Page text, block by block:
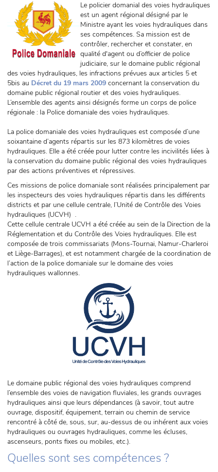
Le policier domanial des voies hydrauliques
est un agent régional désigné par le
Ministre ayant les voies hydrauliques dans
ses compétences. Sa mission est de
contrôler, rechercher et constater, en
qualité d'agent ou d’officier de police
judiciaire, sur le domaine public régional
des voies hydrauliques, les infractions prévues aux articles 5 et
5bis au Décret du 19 mars 2009 concernant la conservation du
domaine public régional routier et des voies hydrauliques.
L’ensemble des agents ainsi désignés forme un corps de police
régionale : la Police domaniale des voies hydrauliques.
La police domaniale des voies hydrauliques est composée d’une
soixantaine d’agents répartis sur les 873 kilomètres de voies
hydrauliques. Elle a été créée pour lutter contre les incivilités liées à
la conservation du domaine public régional des voies hydrauliques
par des actions préventives et répressives.
Ces missions de police domaniale sont réalisées principalement par
les inspecteurs des voies hydrauliques répartis dans les différents
districts et par une cellule centrale, l’Unité de Contrôle des Voies
hydrauliques (UCVH) .
Cette cellule centrale UCVH a été créée au sein de la Direction de la
Réglementation et du Contrôle des Voies hydrauliques. Elle est
composée de trois commissariats (Mons-Tournai, Namur-Charleroi
et Liège-Barrages), et est notamment chargée de la coordination de
l’action de la police domaniale sur le domaine des voies
hydrauliques wallonnes.
Le domaine public régional des voies hydrauliques comprend
l’ensemble des voies de navigation fluviales, les grands ouvrages
hydrauliques ainsi que leurs dépendances (à savoir, tout autre
ouvrage, dispositif, équipement, terrain ou chemin de service
rencontré à côté de, sous, sur, au-dessus de ou inhérent aux voies
hydrauliques ou ouvrages hydrauliques, comme les écluses,
ascenseurs, ponts fixes ou mobiles, etc.).
Quelles sont ses compétences ?